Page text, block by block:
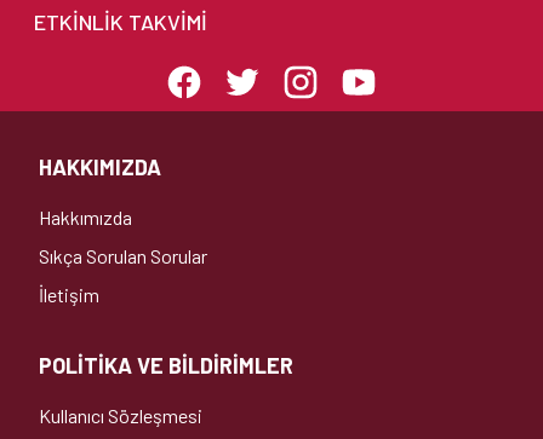
ETKINLIK TAKVIMI
HAKKIMIZDA
Hakkımızda
Sıkça Sorulan Sorular
İletişim
POLİTİKA VE BİLDİRİMLER
Kullanıcı Sözleşmesi